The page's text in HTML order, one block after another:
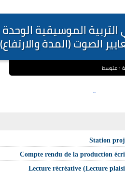
الصوت (المدة والارتفاع)